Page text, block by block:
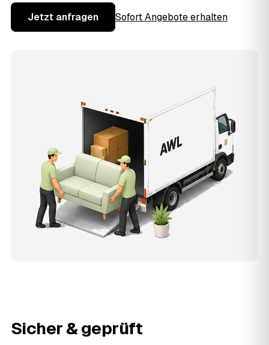
Jetzt anfragen Sofort Angebote erhalten
Sicher & geprüft